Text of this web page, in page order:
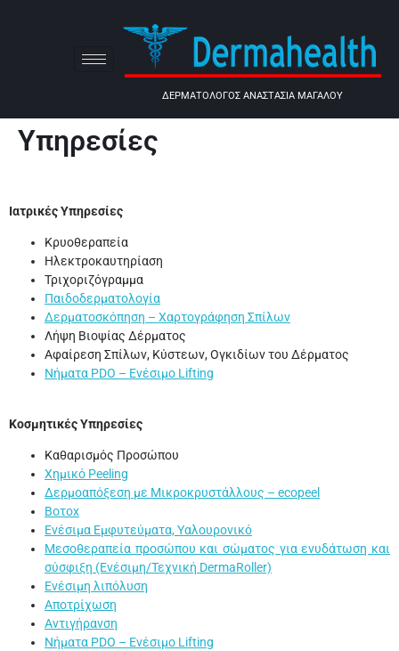
ΔΕΡΜΑΤΟΛΟΓΟΣ ΑΝΑΣΤΑΣΙΑ ΜΑΓΑΛΟΥ
Υπηρεσίες
Ιατρικές Υπηρεσίες
Κρυοθεραπεία
Ηλεκτροκαυτηρίαση
Τριχοριζόγραμμα
Παιδοδερματολογία
Δερματοσκόπηση – Χαρτογράφηση Σπίλων
Λήψη Βιοψίας Δέρματος
Αφαίρεση Σπίλων, Κύστεων, Ογκιδίων του Δέρματος
Νήματα PDO – Ενέσιμο Lifting
Κοσμητικές Υπηρεσίες
Καθαρισμός Προσώπου
Χημικό Peeling
Δερμοαπόξεση με Μικροκρυστάλλους – ecopeel
Βοτοx
Ενέσιμα Εμφυτεύματα, Υαλουρονικό
Μεσοθεραπεία προσώπου και σώματος για ενυδάτωση και
σύσφιξη (Ενέσιμη/Τεχνική DermaRoller)
Ενέσιμη λιπόλυση
Αποτρίχωση
Αντιγήρανση
Νήματα PDO – Ενέσιμο Lifting